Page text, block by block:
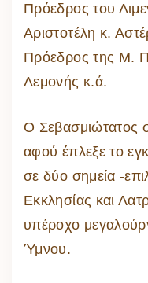
Πρόεδρος του
Αριστοτέλη κ.
Πρόεδρος της Μ.
Λεμονής κ.ά.
Ο Σεβασμιώτατος
αφού έπλεξε το
σε δύο σημεία -
Εκκλησίας και
υπέροχο
Ύμνου.